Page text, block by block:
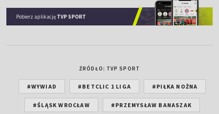
Pobierz aplikację TVP SPORT
ŹRÓDŁO: TVP SPORT
#WYWIAD #BETCLIC 1 LIGA #PIŁKA NOŻNA
#ŚLĄSK WROCŁAW #PRZEMYSŁAW BANASZAK